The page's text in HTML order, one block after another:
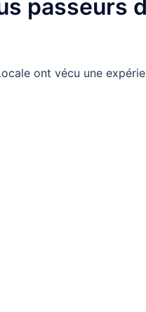
passeurs
ont vécu une